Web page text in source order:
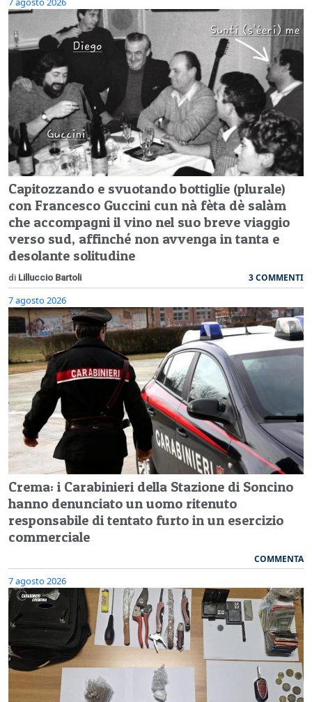
Capitozzando e svuotando bottiglie (plurale)
con Francesco Guccini cun nà fèta dè salàm
che accompagni il vino nel suo breve viaggio
verso sud, affinché non avvenga in tanta e
desolante solitudine
di Lilluccio Bartoli 3 COMMENTI
7 agosto 2026
Crema: i Carabinieri della Stazione di Soncino
hanno denunciato un uomo ritenuto
responsabile di tentato furto in un esercizio
commerciale
COMMENTA
7 agosto 2026